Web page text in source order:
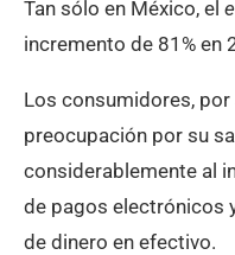
Tan sólo en México, el
incremento de 81% en
Los consumidores,
preocupación por su
considerablemente al
de pagos electrónicos
de dinero en efectivo.